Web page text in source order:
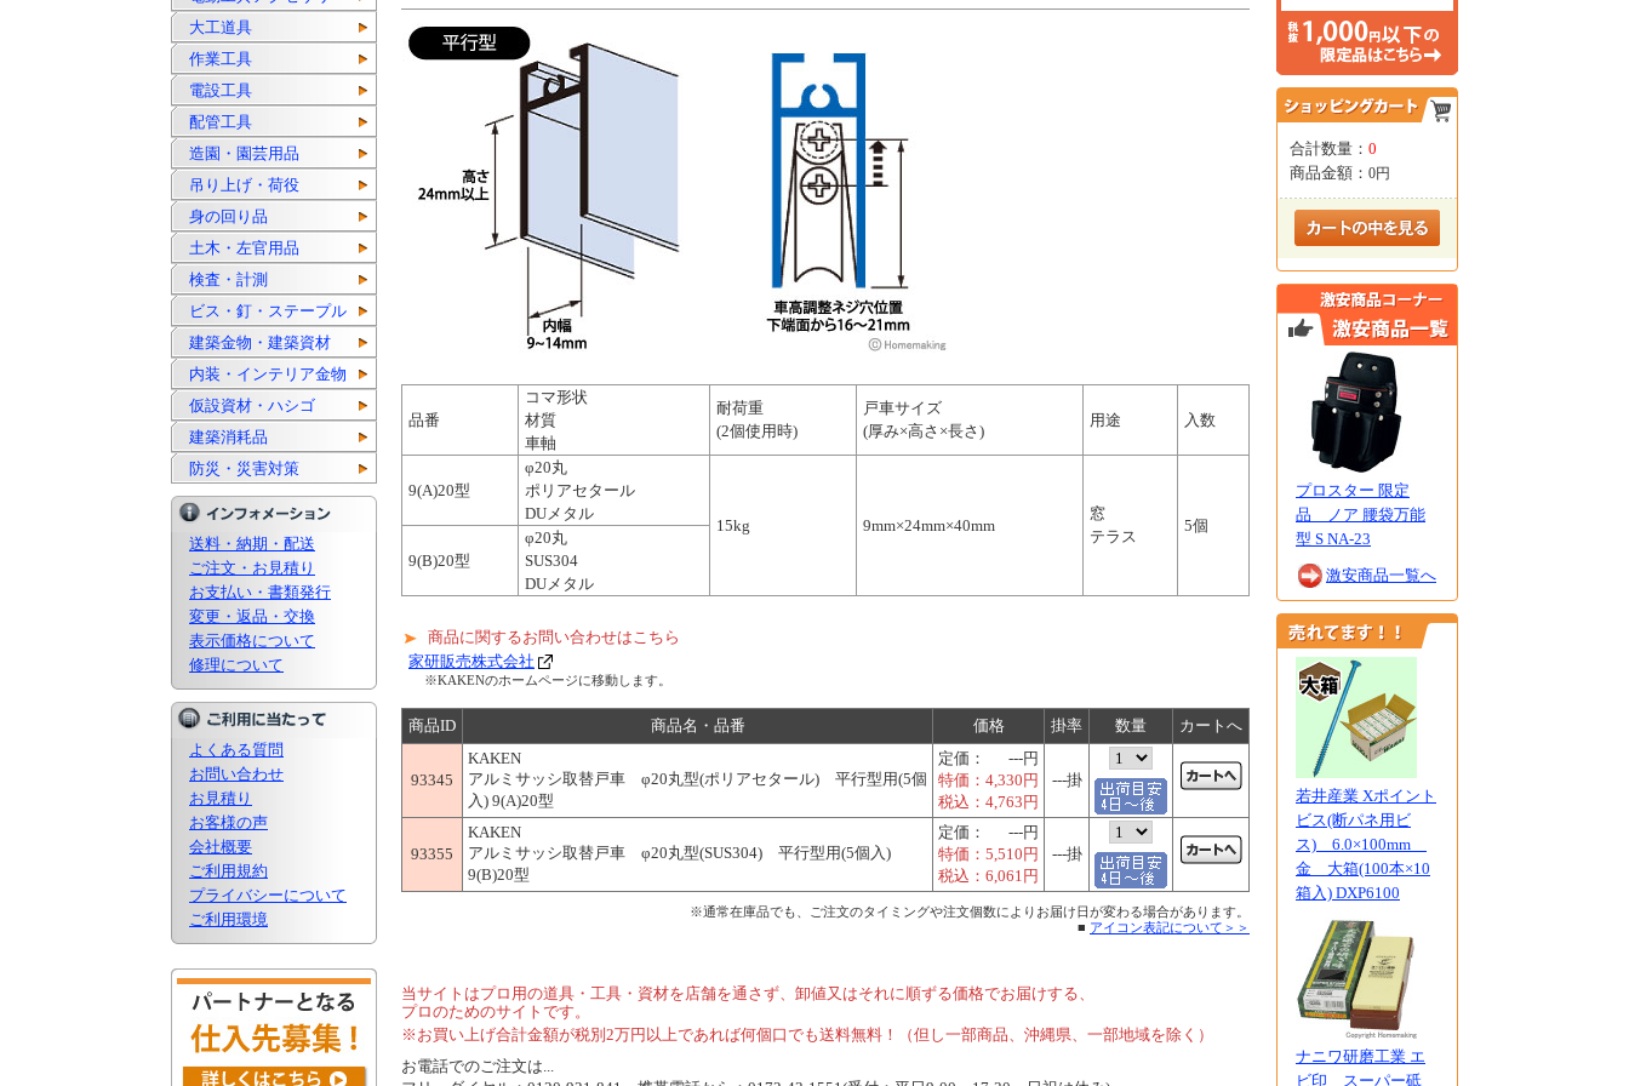
大工道具
作業工具
電設工具
配管工具
造園・園芸用品
吊り上げ・荷役
身の回り品
土木・左官用品
検査・計測
ビス・釘・ステープル
建築金物・建築資材
内装・インテリア金物
仮設資材・ハシゴ
建築消耗品
防災・災害対策
送料・納期・配送
ご注文・お見積り
お支払い・書類発行
変更・返品・交換
表示価格について
修理について
よくある質問
お問い合わせ
お見積り
お客様の声
会社概要
ご利用規約
プライバシーについて
ご利用環境
品番
コマ形状
材質
車軸
耐荷重
(2個使用時)
戸車サイズ
(厚み×高さ×長さ)
用途 入数
9(A)20型
φ20丸
ポリアセタール
DUメタル
15kg 9mm×24mm×40mm
窓
テラス
5個
9(B)20型
φ20丸
SUS304
DUメタル
商品に関するお問い合わせはこちら
家研販売株式会社
※KAKENのホームページに移動します。
商品ID 商品名・品番 価格 掛率 数量 カートへ
93345
KAKEN
アルミサッシ取替戸車 φ20丸型(ポリアセタール) 平行型用(5個
入) 9(A)20型
定価：
---円
特価： 4,330円
税込： 4,763円
---掛
93355
KAKEN
アルミサッシ取替戸車 φ20丸型(SUS304) 平行型用(5個入)
9(B)20型
定価：
---円
特価： 5,510円
税込： 6,061円
---掛
※通常在庫品でも、ご注文のタイミングや注文個数によりお届け日が変わる場合があります。
■ アイコン表記について＞＞
当サイトはプロ用の道具・工具・資材を店舗を通さず、卸値又はそれに順ずる価格でお届けする、
プロのためのサイトです。
※お買い上げ合計金額が税別2万円以上であれば何個口でも送料無料！（但し一部商品、沖縄県、一部地域を除く）
お電話でのご注文は...
合計数量： 0
商品金額： 0円
プロスター 限定
品 ノア 腰袋万能
型 S NA-23
激安商品一覧へ
若井産業 Xポイント
ビス(断パネ用ビ
ス) 6.0×100mm
金 大箱(100本×10
箱入) DXP6100
ナニワ研磨工業 エ
ビ印 スーパー砥